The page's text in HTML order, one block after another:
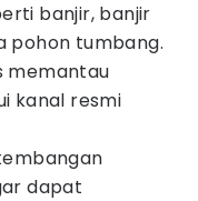
banjir, banjir
pohon tumbang.
memantau
kanal resmi
dapat